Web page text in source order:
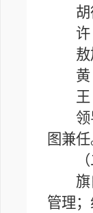
胡
许
敖
黄
王
领导
图兼任
（二
旗自
管理